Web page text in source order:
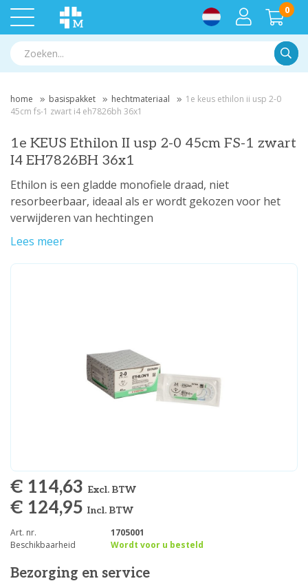
0
home basispakket hechtmateriaal
1e keus ethilon ii usp 2-0
45cm fs-1 zwart i4 eh7826bh 36x1
1e KEUS Ethilon II usp 2-0 45cm FS-1 zwart
I4 EH7826BH 36x1
Ethilon is een gladde monofiele draad, niet
resorbeerbaar, ideaal als er wordt gekozen voor het
verwijderen van hechtingen
Lees meer
€ 114,63 Excl. BTW
€ 124,95 Incl. BTW
Art. nr.
1705001
Beschikbaarheid
Wordt voor u besteld
Bezorging en service